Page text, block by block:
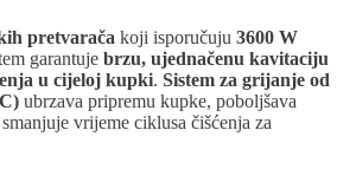
pretvarača koji isporučuju 3600 W
garantuje brzu, ujednačenu kavitaciju
u cijeloj kupki. Sistem za grijanje od
ubrzava pripremu kupke, poboljšava
vrijeme ciklusa čišćenja za